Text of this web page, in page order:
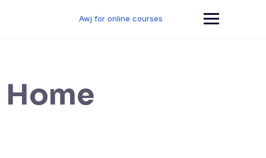
Awj for online courses
Home